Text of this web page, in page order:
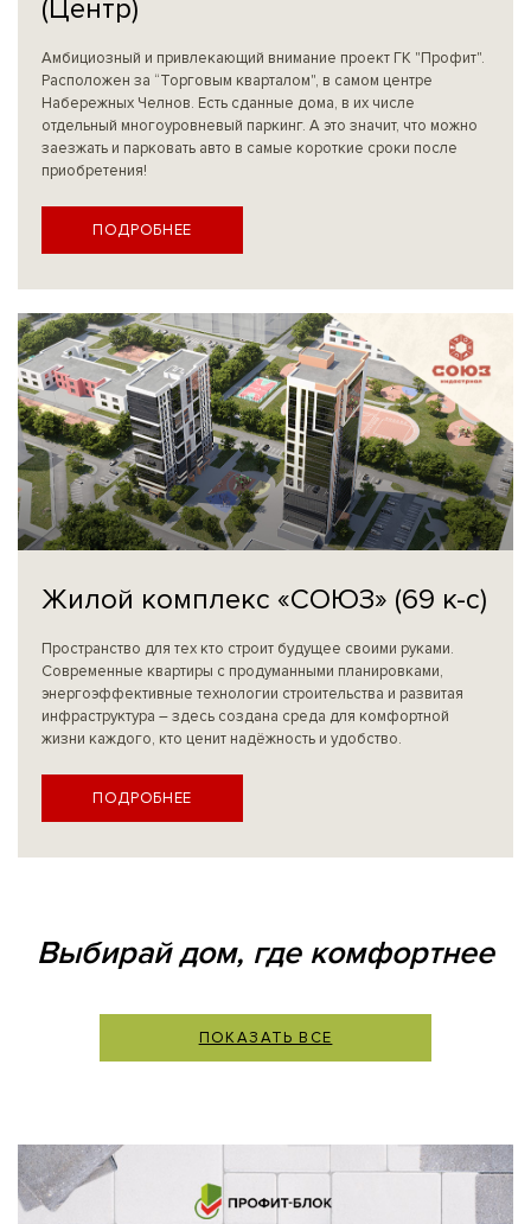
(Центр)
Амбициозный и привлекающий внимание проект ГК "Профит".
Расположен за “Торговым кварталом", в самом центре
Набережных Челнов. Есть сданные дома, в их числе
отдельный многоуровневый паркинг. А это значит, что можно
заезжать и парковать авто в самые короткие сроки после
приобретения!
ПОДРОБНЕЕ
Жилой комплекс «СОЮЗ» (69 к-с)
Пространство для тех кто строит будущее своими руками.
Современные квартиры с продуманными планировками,
энергоэффективные технологии строительства и развитая
инфраструктура – здесь создана среда для комфортной
жизни каждого, кто ценит надёжность и удобство.
ПОДРОБНЕЕ
Выбирай дом, где комфортнее
ПОКАЗАТЬ ВСЕ